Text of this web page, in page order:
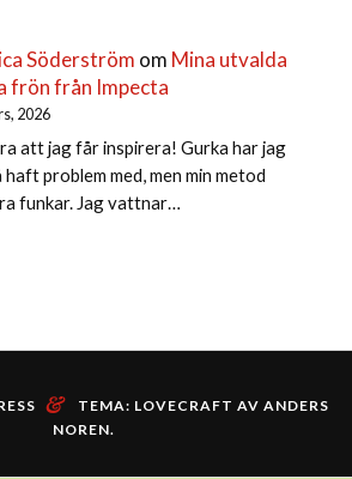
Söderström om Mina utvalda
frön från Impecta
2026
att jag får inspirera! Gurka har jag
haft problem med, men min metod
funkar. Jag vattnar…
& TEMA: LOVECRAFT AV ANDERS
NOREN.